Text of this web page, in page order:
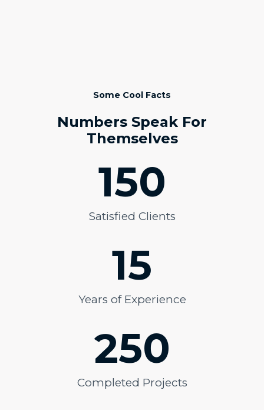
Some Cool Facts
Numbers Speak For
Themselves
Satisfied Clients
150
Years of Experience
15
Completed Projects
250